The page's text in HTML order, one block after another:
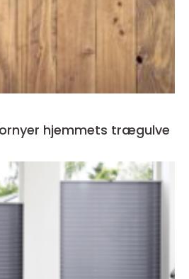
hjemmets trægulve